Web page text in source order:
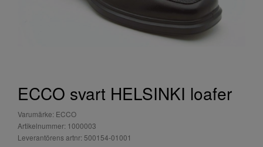
ECCO svart HELSINKI loafer
Varumärke: ECCO
Artikelnummer: 1000003
Leverantörens artnr: 500154-01001